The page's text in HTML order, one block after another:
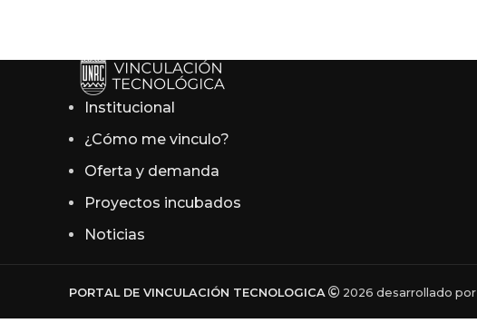
Institucional
¿Cómo me vinculo?
Oferta y demanda
Proyectos incubados
Noticias
PORTAL DE VINCULACIÓN TECNOLOGICA 2026 desarrollado por